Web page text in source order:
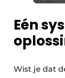
Eén
Wist je dat